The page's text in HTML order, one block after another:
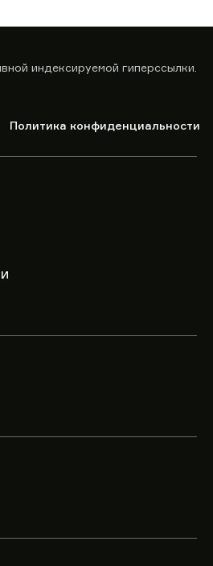
индексируемой гиперссылки.
Политика конфиденциальности